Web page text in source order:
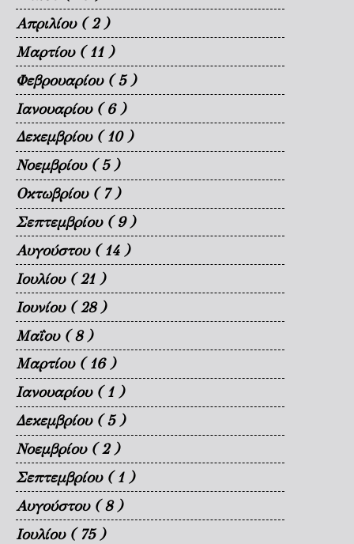
Απριλίου ( 2 )
Μαρτίου ( 11 )
Φεβρουαρίου ( 5 )
Ιανουαρίου ( 6 )
Δεκεμβρίου ( 10 )
Νοεμβρίου ( 5 )
Οκτωβρίου ( 7 )
Σεπτεμβρίου ( 9 )
Αυγούστου ( 14 )
Ιουλίου ( 21 )
Ιουνίου ( 28 )
Μαΐου ( 8 )
Μαρτίου ( 16 )
Ιανουαρίου ( 1 )
Δεκεμβρίου ( 5 )
Νοεμβρίου ( 2 )
Σεπτεμβρίου ( 1 )
Αυγούστου ( 8 )
Ιουλίου ( 75 )